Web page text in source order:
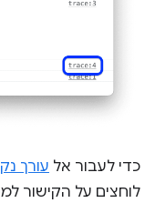
כדי לעבור אל עורך
לוחצים על הקישור